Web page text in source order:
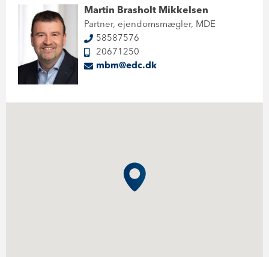
Martin Brasholt Mikkelsen
Partner, ejendomsmægler, MDE
58587576
20671250
mbm@edc.dk